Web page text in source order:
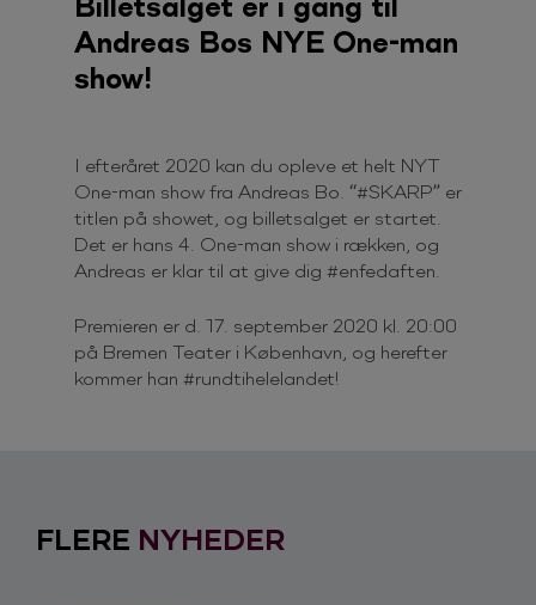
Andreas Bos NYE One-man
show!
I efteråret 2020 kan du opleve et helt NYT
One-man show fra Andreas Bo. “#SKARP” er
titlen på showet, og billetsalget er startet.
Det er hans 4. One-man show i rækken, og
Andreas er klar til at give dig #enfedaften.
Premieren er d. 17. september 2020 kl. 20:00
på Bremen Teater i København, og herefter
kommer han #rundtihelelandet!
FLERE NYHEDER